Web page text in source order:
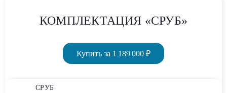
КОМПЛЕКТАЦИЯ «СРУБ»
Купить за 1 189 000 ₽
СРУБ